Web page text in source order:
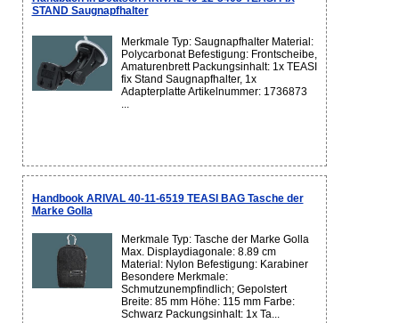
STAND Saugnapfhalter
Merkmale Typ: Saugnapfhalter Material:
Polycarbonat Befestigung: Frontscheibe,
Amaturenbrett Packungsinhalt: 1x TEASI
fix Stand Saugnapfhalter, 1x
Adapterplatte Artikelnummer: 1736873
...
Handbook ARIVAL 40-11-6519 TEASI BAG Tasche der
Marke Golla
Merkmale Typ: Tasche der Marke Golla
Max. Displaydiagonale: 8.89 cm
Material: Nylon Befestigung: Karabiner
Besondere Merkmale:
Schmutzunempfindlich; Gepolstert
Breite: 85 mm Höhe: 115 mm Farbe:
Schwarz Packungsinhalt: 1x Ta...